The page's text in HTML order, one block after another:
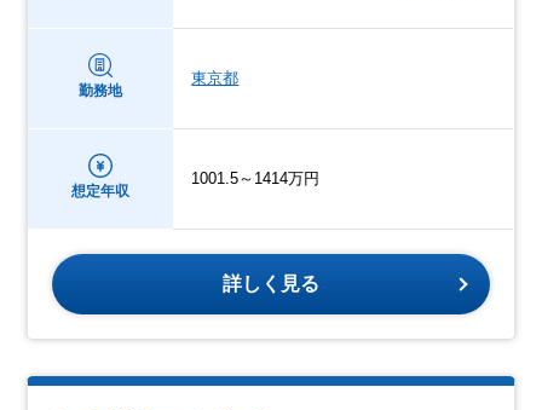
勤務地
東京都
想定年収
1001.5～1414万円
詳しく見る